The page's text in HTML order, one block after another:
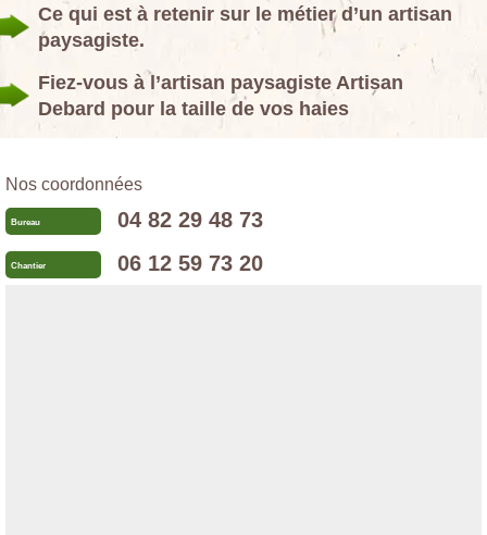
Ce qui est à retenir sur le métier d’un artisan
paysagiste.
Fiez-vous à l’artisan paysagiste Artisan
Debard pour la taille de vos haies
Nos coordonnées
Bureau 04 82 29 48 73
Chantier 06 12 59 73 20